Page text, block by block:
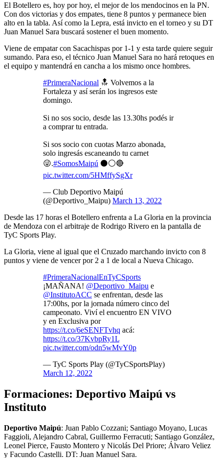
El Botellero es, hoy por hoy, el mejor de los mendocinos en la PN.
Con dos victorias y dos empates, tiene 8 puntos y permanece bien
alto en la tabla. Así como la Lepra, está invicto en el torneo y su DT
Juan Manuel Sara buscará sostener el buen momento.
Viene de empatar con Sacachispas por 1-1 y esta tarde quiere seguir
sumando. Para eso, el técnico Juan Manuel Sara no hará retoques en
el equipo y mantendrá en cancha a los mismo once hombres.
#PrimeraNacional 🔝 Volvemos a la
Fortaleza y así serán los ingresos este
domingo.
Si no sos socio, desde las 13.30hs podés ir
a comprar tu entrada.
Si sos socio con cuotas Marzo abonada,
solo ingresás escaneando tu carnet
😜.#SomosMaipú ⚫⚪🔴
pic.twitter.com/5HMffySgXr
— Club Deportivo Maipú
(@Deportivo_Maipu) March 13, 2022
Desde las 17 horas el Botellero enfrenta a La Gloria en la provincia
de Mendoza con el arbitraje de Rodrigo Rivero en la pantalla de
TyC Sports Play.
La Gloria, viene al igual que el Cruzado marchando invicto con 8
puntos y viene de vencer por 2 a 1 de local a Nueva Chicago.
#PrimeraNacionalEnTyCSports
¡MAÑANA! @Deportivo_Maipu e
@InstitutoACC se enfrentan, desde las
17:00hs, por la jornada número cinco del
campeonato. Viví el encuentro EN VIVO
y en Exclusiva por
https://t.co/6eSENFTvhq acá:
https://t.co/37KvbpRy1L
pic.twitter.com/odn5wMvY0p
— TyC Sports Play (@TyCSportsPlay)
March 12, 2022
Formaciones: Deportivo Maipú vs
Instituto
Deportivo Maipú: Juan Pablo Cozzani; Santiago Moyano, Lucas
Faggioli, Alejandro Cabral, Guillermo Ferracuti; Santiago González,
Leonel Pierce, Fausto Montero y Nicolás Del Priore; Álvaro Veliez
y Facundo Castelli. DT: Juan Manuel Sara.